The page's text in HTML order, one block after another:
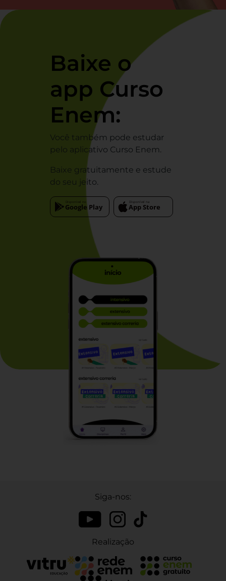
Baixe o
app Curso
Enem:
Você também pode estudar
pelo aplicativo Curso Enem.
Baixe gratuitamente e estude
do seu jeito.
Siga-nos:
Realização